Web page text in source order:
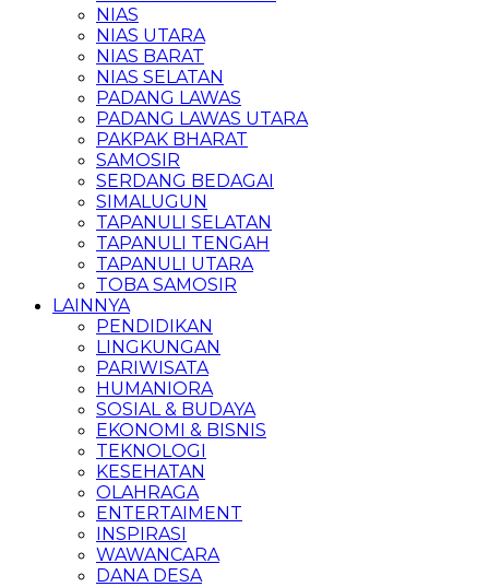
NIAS
NIAS UTARA
NIAS BARAT
NIAS SELATAN
PADANG LAWAS
PADANG LAWAS UTARA
PAKPAK BHARAT
SAMOSIR
SERDANG BEDAGAI
SIMALUGUN
TAPANULI SELATAN
TAPANULI TENGAH
TAPANULI UTARA
TOBA SAMOSIR
LAINNYA
PENDIDIKAN
LINGKUNGAN
PARIWISATA
HUMANIORA
SOSIAL & BUDAYA
EKONOMI & BISNIS
TEKNOLOGI
KESEHATAN
OLAHRAGA
ENTERTAIMENT
INSPIRASI
WAWANCARA
DANA DESA